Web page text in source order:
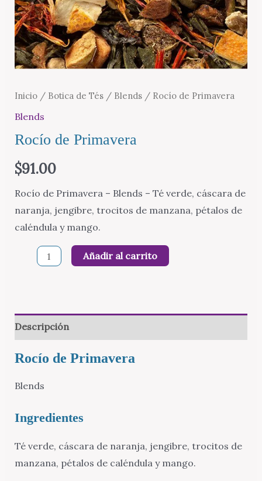
Inicio/ Botica de Tés/ Blends/ Rocío de Primavera
Blends
Rocío de Primavera
$91.00
Rocío de Primavera – Blends – Té verde, cáscara de
naranja, jengibre, trocitos de manzana, pétalos de
caléndula y mango.
Rocío
Añadir al carrito
Descripción
Rocío de Primavera
Blends
Ingredientes
Té verde, cáscara de naranja, jengibre, trocitos de
manzana, pétalos de caléndula y mango.